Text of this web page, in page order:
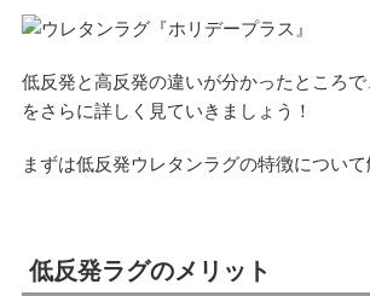
低反発と高反発の違いが分かったところ
をさらに詳しく見ていきましょう！
まずは低反発ウレタンラグの特徴について
低反発ラグのメリット